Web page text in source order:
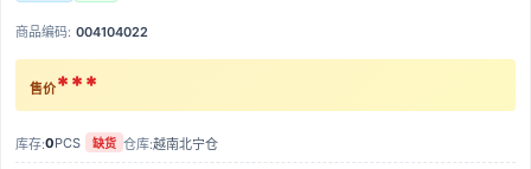
商品编码: 004104022
售价***
库存:0PCS 缺货 仓库:越南北宁仓